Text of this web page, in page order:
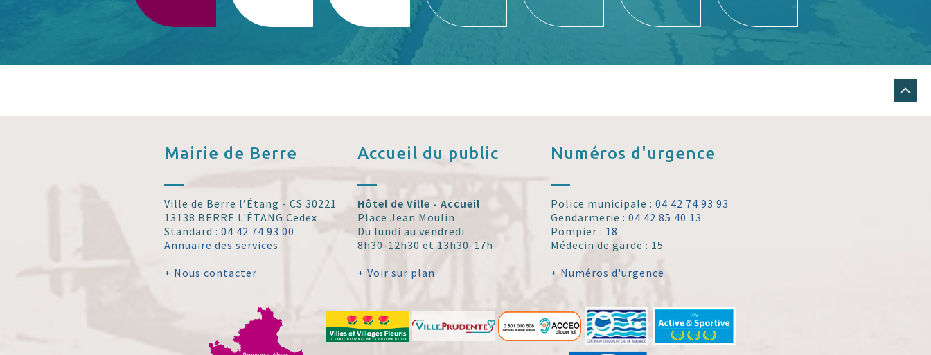
Mairie de Berre
Ville de Berre l’Étang - CS 30221
13138 BERRE L'ÉTANG Cedex
Standard :04 42 74 93 00
Annuaire des services
+ Nous contacter
Accueil du public
Hôtel de Ville - Accueil
Place Jean Moulin
Du lundi au vendredi
8h30-12h30 et 13h30-17h
+ Voir sur plan
Numéros d'urgence
Police municipale :04 42 74 93 93
Gendarmerie :04 42 85 40 13
Pompier : 18
Médecin de garde : 15
+ Numéros d'urgence